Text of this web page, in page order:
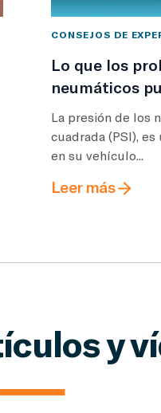
CONSEJOS DE
Lo que los
neumáticos
La presión de los
cuadrada (PSI),
en su vehículo...
Leer más
y